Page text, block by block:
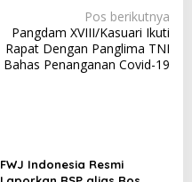
Pos berikutnya
Pangdam XVIII/Kasuari Ikuti
Rapat Dengan Panglima TNI
Bahas Penanganan Covid-19
FWJ Indonesia Resmi